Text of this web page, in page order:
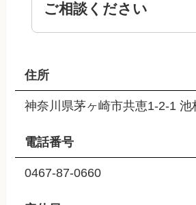
ご相談ください
住所
神奈川県茅ヶ崎市共恵1-2-1 池
電話番号
0467-87-0660